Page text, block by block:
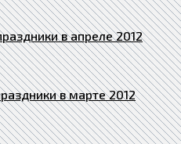
в апреле 2012
в марте 2012